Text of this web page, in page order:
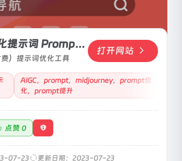
优化提示词 PromptPerfect
费）提示词优化工具
打开网站
AIGC，prompt，midjourney，prompt优
化，prompt提升
点赞 0
07-23 更新日期：2023-07-23